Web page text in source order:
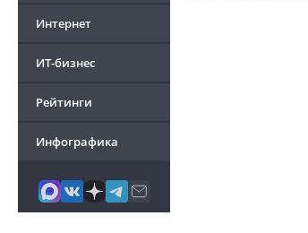
Интернет
ИТ-бизнес
Рейтинги
Инфографика